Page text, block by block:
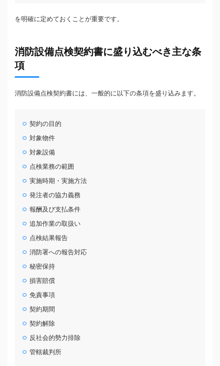
を明確に定めておくことが重要です。
消防設備点検契約書に盛り込むべき主な条
項
消防設備点検契約書には、一般的に以下の条項を盛り込みます。
契約の目的
対象物件
対象設備
点検業務の範囲
実施時期・実施方法
発注者の協力義務
報酬及び支払条件
追加作業の取扱い
点検結果報告
消防署への報告対応
秘密保持
損害賠償
免責事項
契約期間
契約解除
反社会的勢力排除
管轄裁判所